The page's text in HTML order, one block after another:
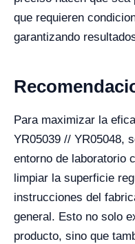
que requieren
garantizando
Para maximizar la
YR05039 // YR05048,
entorno de laboratorio
limpiar la superficie
instrucciones del
general. Esto no solo
producto, sino que